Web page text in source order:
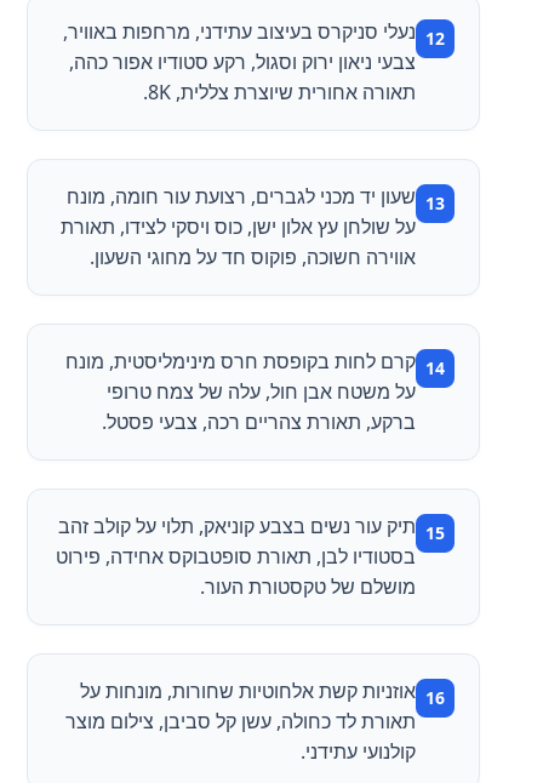
נעלי סניקרס בעיצוב עתידני, מרחפות באוויר,
צבעי ניאון ירוק וסגול, רקע סטודיו אפור כהה,
תאורה אחורית שיוצרת צללית, 8K.
שעון יד מכני לגברים, רצועת עור חומה, מונח
על שולחן עץ אלון ישן, כוס ויסקי לצידו, תאורת
אווירה חשוכה, פוקוס חד על מחוגי השעון.
קרם לחות בקופסת חרס מינימליסטית, מונח
על משטח אבן חול, עלה של צמח טרופי
ברקע, תאורת צהריים רכה, צבעי פסטל.
תיק עור נשים בצבע קוניאק, תלוי על קולב זהב
בסטודיו לבן, תאורת סופטבוקס אחידה, פירוט
מושלם של טקסטורת העור.
אוזניות קשת אלחוטיות שחורות, מונחות על
תאורת לד כחולה, עשן קל סביבן, צילום מוצר
קולנועי עתידני.